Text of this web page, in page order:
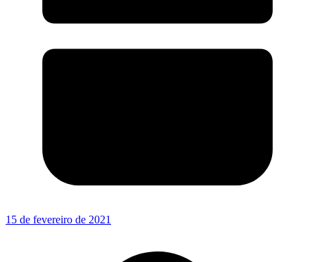
15 de fevereiro de 2021